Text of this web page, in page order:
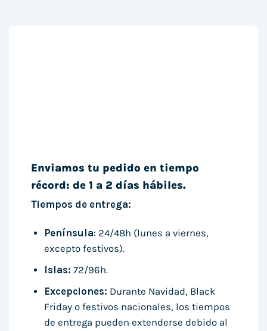
Enviamos tu pedido en tiempo
récord: de 1 a 2 días hábiles.
Tiempos de entrega:
Península: 24/48h (lunes a viernes,
excepto festivos).
Islas: 72/96h.
Excepciones: Durante Navidad, Black
Friday o festivos nacionales, los tiempos
de entrega pueden extenderse debido al